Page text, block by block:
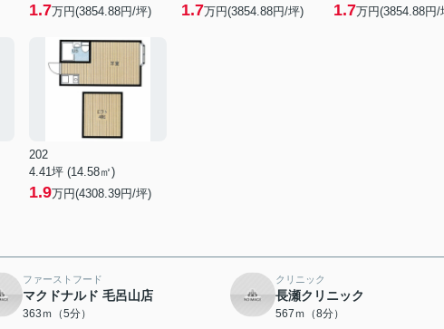
1.7万円(3854.88円/坪) 1.7万円(3854.88円/坪) 1.7万円(3854.88円/
202
4.41坪 (14.58㎡)
1.9万円(4308.39円/坪)
ファーストフード
マクドナルド 毛呂山店
363ｍ（5分）
クリニック
長瀬クリニック
567ｍ（8分）